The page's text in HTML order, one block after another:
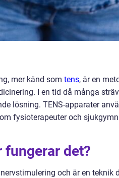
mer känd som tens, är en
I en tid då många
lösning. TENS-apparater
fysioterapeuter och
fungerar det?
och är en teknik